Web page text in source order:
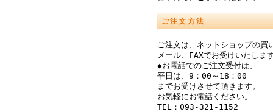
ご注文方法
ご注文は、ネットショップの買
メール、FAXでお受けいたしま
◆お電話でのご注文受付は、
平日は、9：00～18：00
までお受けさせて頂きます。
お気軽にお電話ください。
TEL：093-321-1152